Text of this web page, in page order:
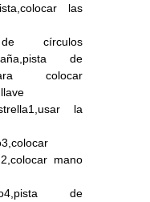
las
de círculos
de
colocar
la
mano
de